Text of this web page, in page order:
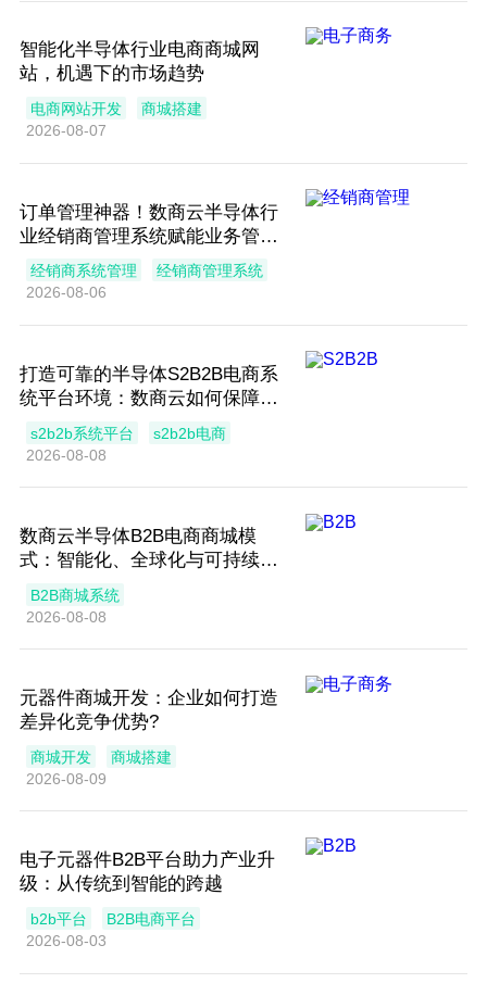
智能化半导体行业电商商城网
站，机遇下的市场趋势
电商网站开发
商城搭建
2026-08-07
订单管理神器！数商云半导体行
业经销商管理系统赋能业务管理
和效率
经销商系统管理
经销商管理系统
2026-08-06
打造可靠的半导体S2B2B电商系
统平台环境：数商云如何保障交
易安全？
s2b2b系统平台
s2b2b电商
2026-08-08
数商云半导体B2B电商商城模
式：智能化、全球化与可持续发
B2B商城系统
2026-08-08
元器件商城开发：企业如何打造
差异化竞争优势?
商城开发
商城搭建
2026-08-09
电子元器件B2B平台助力产业升
级：从传统到智能的跨越
b2b平台
B2B电商平台
2026-08-03